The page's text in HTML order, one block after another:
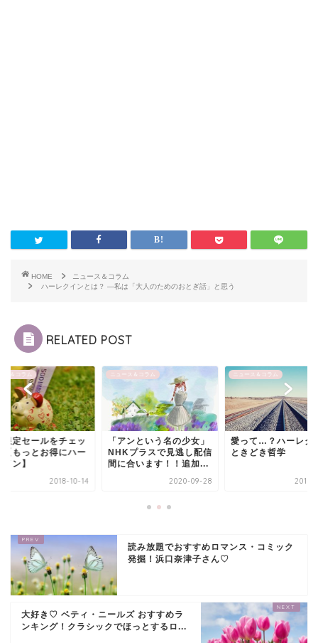
HOME
ニュース＆コラム
ハーレクインとは？ ―私は「大人のためのおとぎ話」と思う
RELATED POST
限定セールをチェッ
【もっとお得にハー
ン】
2018-10-14
ニュース＆コラム
「アンという名の少女」
NHKプラスで見逃し配信
間に合います！！追加...
2020-09-28
ニュース＆コラム
愛って…？ハーレク
ときどき哲学
2018-
読み放題でおすすめロマンス・コミック
発掘！浜口奈津子さん♡
大好き♡ ベティ・ニールズ おすすめラ
ンキング！クラシックでほっとするロ...